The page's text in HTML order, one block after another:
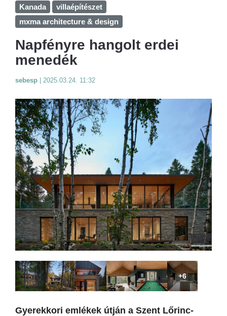
Kanada
villaépítészet
mxma architecture & design
Napfényre hangolt erdei
menedék
sebesp 2025.03.24. 11:32
+6
Gyerekkori emlékek útján a Szent Lőrinc-